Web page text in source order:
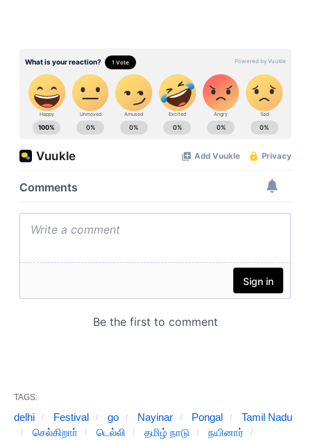
TAGS:
delhi Festival go Nayinar Pongal
Tamil Nadu
செல்கிறாா்
டெல்லி தமிழ் நாடு
நயினார்